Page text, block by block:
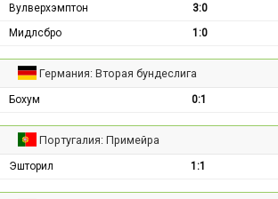
Вулверхэмптон
3:0
Мидлсбро
1:0
Германия: Вторая бундеслига
Бохум 0:1
Португалия: Примейра
Эшторил 1:1